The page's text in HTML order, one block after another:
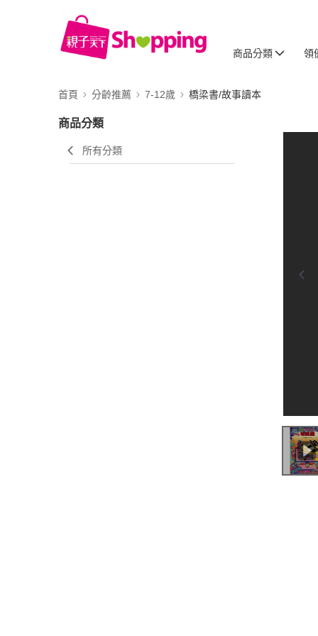
商品分類 領
首頁 分齡推薦 7-12歲 橋梁書/故事讀本
商品分類
所有分類